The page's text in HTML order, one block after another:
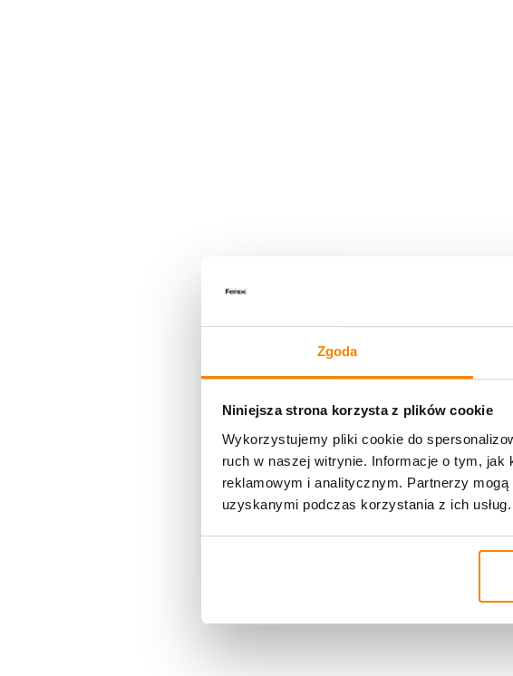
Zgoda
Niniejsza strona korzysta z plików cookie
Wykorzystujemy pliki cookie do
ruch w naszej witrynie. Informacje o tym,
reklamowym i analitycznym. Partnerzy
uzyskanymi podczas korzystania z ich usług.